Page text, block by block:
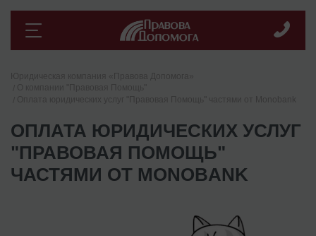
ОПЛАТА ЮРИДИЧЕСКИХ УСЛУГ
"ПРАВОВАЯ ПОМОЩЬ"
ЧАСТЯМИ ОТ MONOBANK